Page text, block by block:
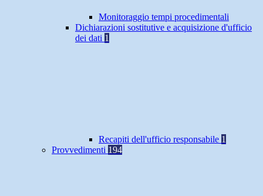
Monitoraggio tempi procedimentali
Dichiarazioni sostitutive e acquisizione d'ufficio
dei dati 1
Recapiti dell'ufficio responsabile 1
Provvedimenti 194